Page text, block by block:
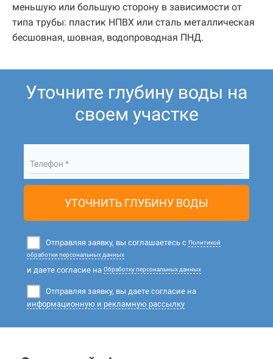
меньшую или большую сторону в зависимости от
типа трубы: пластик НПВХ или сталь металлическая
бесшовная, шовная, водопроводная ПНД.
Уточните глубину воды на
своем участке
Телефон *
УТОЧНИТЬ ГЛУБИНУ ВОДЫ
Отправляя заявку, вы соглашаетесь с Политикой
обработки персональных данных
и даете согласие на Обработку персональных данных
Отправляя заявку, вы даете согласие на
информационную и рекламную рассылку